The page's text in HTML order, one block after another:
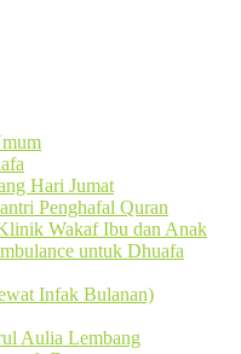
Hari Jumat
Penghafal Quran
Wakaf Ibu dan Anak
untuk Dhuafa
Infak Bulanan)
Aulia Lembang